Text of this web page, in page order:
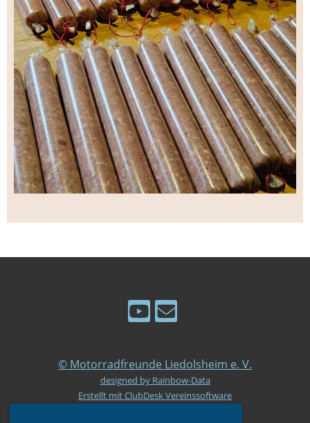
© Motorradfreunde Liedolsheim e. V.
designed by Rainbow-Data
Erstellt mit ClubDesk Vereinssoftware